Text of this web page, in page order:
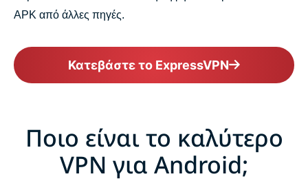
APK από άλλες πηγές.
Κατεβάστε το ExpressVPN
Ποιο είναι το καλύτερο
VPN για Android;